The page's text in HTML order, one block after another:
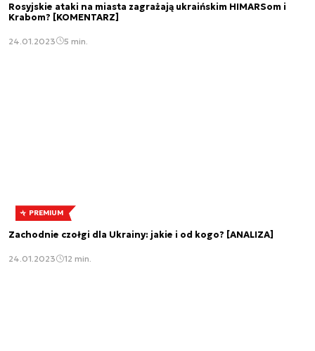
Rosyjskie ataki na miasta zagrażają ukraińskim HIMARSom i
Krabom? [KOMENTARZ]
24.01.2023 5 min.
PREMIUM
Zachodnie czołgi dla Ukrainy: jakie i od kogo? [ANALIZA]
24.01.2023 12 min.